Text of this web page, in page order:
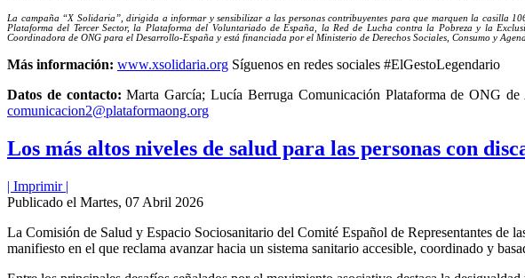
La campaña “X Solidaria”, dirigida a informar y sensibilizar a las personas contribuyentes para que marquen la casilla
Plataforma del Tercer Sector, la Plataforma del Voluntariado de España, la Red de Lucha contra la Pobreza y la
Coordinadora de ONG para el Desarrollo-España y está financiada por el Ministerio de Derechos Sociales, Consumo y
Más información: www.xsolidaria.org Síguenos en redes sociales #ElGestoLegendario
Datos de contacto: Marta García; Lucía Berruga Comunicación Plataforma de ONG
comunicacion2@plataformaong.org
Los más altos niveles de salud para las personas con
| Imprimir |
Publicado el Martes, 07 Abril 2026
La Comisión de Salud y Espacio Sociosanitario del Comité Español de Representantes
manifiesto en el que reclama avanzar hacia un sistema sanitario accesible, coordinado y